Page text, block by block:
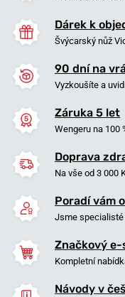
Dárek k
Švýcarský nůž
90 dní na
Vyzkoušíte a
Záruka 5 let
Wengeru na 100
Doprava
Na vše od 3 000
Poradí vám
Jsme
Značkový e-
Kompletní
Návody v